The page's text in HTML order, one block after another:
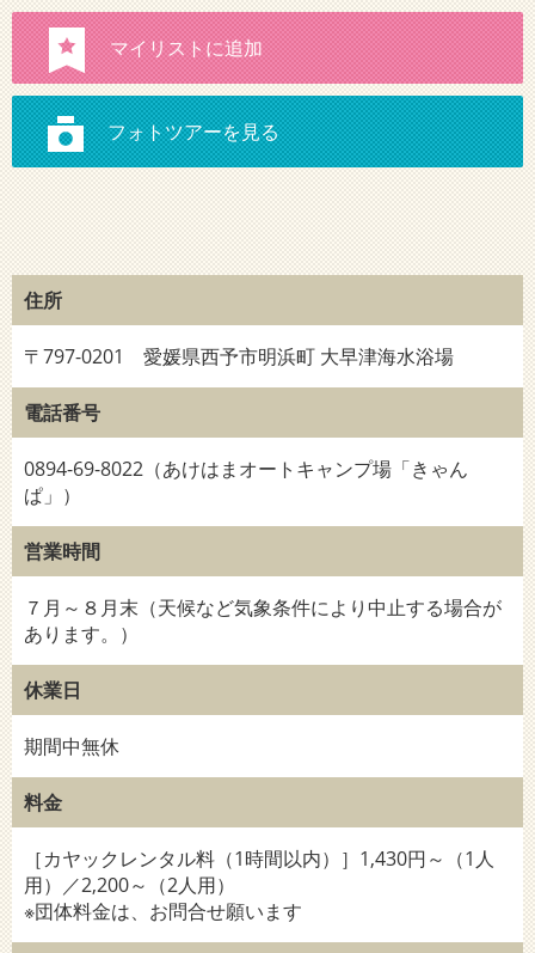
住所
〒797-0201 愛媛県西予市明浜町 大早津海水浴場
電話番号
0894-69-8022（あけはまオートキャンプ場「きゃん
ぱ」）
営業時間
７月～８月末（天候など気象条件により中止する場合が
あります。）
休業日
期間中無休
料金
［カヤックレンタル料（1時間以内）］1,430円～（1人
用）／2,200～（2人用）
※団体料金は、お問合せ願います